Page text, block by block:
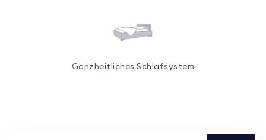
Ganzheitliches Schlafsystem